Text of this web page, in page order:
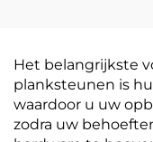
Het belangrijkste
planksteunen is
waardoor u uw
zodra uw